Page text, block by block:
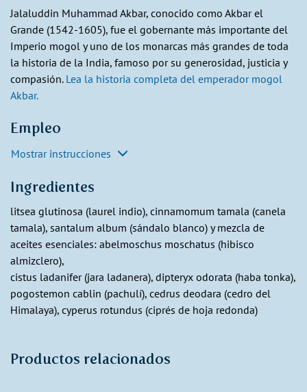
Jalaluddin Muhammad Akbar, conocido como Akbar el
Grande (1542-1605), fue el gobernante más importante del
Imperio mogol y uno de los monarcas más grandes de toda
la historia de la India, famoso por su generosidad, justicia y
compasión. Lea la historia completa del emperador mogol
Akbar.
Empleo
Mostrar instrucciones
Ingredientes
litsea glutinosa (laurel indio), cinnamomum tamala (canela
tamala), santalum album (sándalo blanco) y mezcla de
aceites esenciales: abelmoschus moschatus (hibisco
almizclero),
cistus ladanifer (jara ladanera), dipteryx odorata (haba tonka),
pogostemon cablin (pachulí), cedrus deodara (cedro del
Himalaya), cyperus rotundus (ciprés de hoja redonda)
Productos relacionados